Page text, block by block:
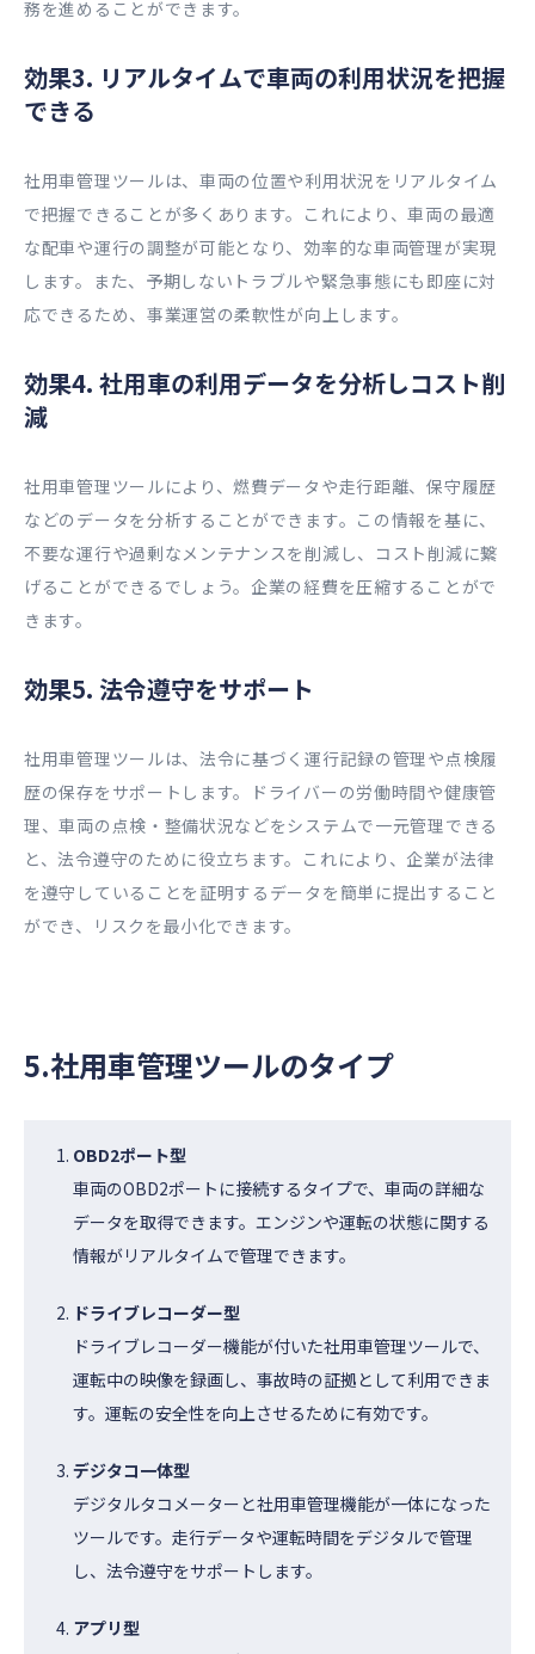
務を進めることができます。
効果3. リアルタイムで車両の利用状況を把握
できる
社用車管理ツールは、車両の位置や利用状況をリアルタイム
で把握できることが多くあります。これにより、車両の最適
な配車や運行の調整が可能となり、効率的な車両管理が実現
します。また、予期しないトラブルや緊急事態にも即座に対
応できるため、事業運営の柔軟性が向上します。
効果4. 社用車の利用データを分析しコスト削
減
社用車管理ツールにより、燃費データや走行距離、保守履歴
などのデータを分析することができます。この情報を基に、
不要な運行や過剰なメンテナンスを削減し、コスト削減に繋
げることができるでしょう。企業の経費を圧縮することがで
きます。
効果5. 法令遵守をサポート
社用車管理ツールは、法令に基づく運行記録の管理や点検履
歴の保存をサポートします。ドライバーの労働時間や健康管
理、車両の点検・整備状況などをシステムで一元管理できる
と、法令遵守のために役立ちます。これにより、企業が法律
を遵守していることを証明するデータを簡単に提出すること
ができ、リスクを最小化できます。
5.社用車管理ツールのタイプ
OBD2ポート型
車両のOBD2ポートに接続するタイプで、車両の詳細な
データを取得できます。エンジンや運転の状態に関する
情報がリアルタイムで管理できます。
ドライブレコーダー型
ドライブレコーダー機能が付いた社用車管理ツールで、
運転中の映像を録画し、事故時の証拠として利用できま
す。運転の安全性を向上させるために有効です。
デジタコ一体型
デジタルタコメーターと社用車管理機能が一体になった
ツールです。走行データや運転時間をデジタルで管理
し、法令遵守をサポートします。
アプリ型